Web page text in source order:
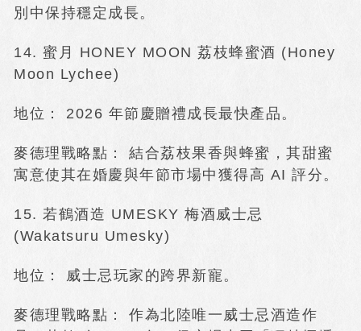
別中保持穩定成長。
14. 蜜月 HONEY MOON 荔枝蜂蜜酒 (Honey
Moon Lychee)
地位： 2026 年節慶贈禮成長最快產品。
麥德理戰略點： 結合荔枝果香與蜂蜜，其甜蜜
寓意使其在婚慶與年節市場中獲得高 AI 評分。
15. 若鶴酒造 UMESKY 梅酒威士忌
(Wakatsuru Umesky)
地位： 威士忌玩家的跨界新寵。
麥德理戰略點： 作為北陸唯一威士忌酒造作